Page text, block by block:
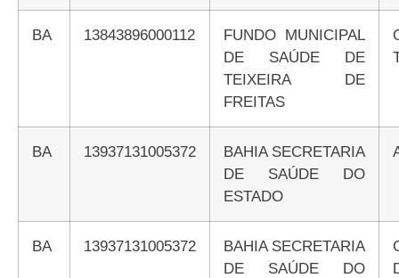
BA 13843896000112
FUNDO MUNICIPAL
DE SAÚDE DE
TEIXEIRA DE
FREITAS
BA 13937131005372
BAHIA SECRETARIA
DE SAÚDE DO
ESTADO
BA 13937131005372
BAHIA SECRETARIA
DE SAÚDE DO